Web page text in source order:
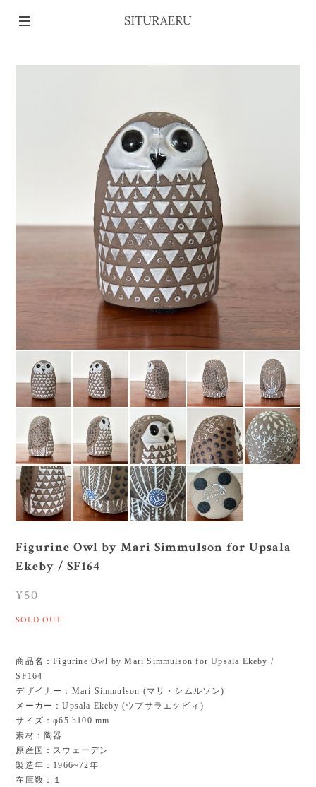
Figurine Owl by Mari Simmulson for Upsala
Ekeby / SF164
¥50
SOLD OUT
商品名：Figurine Owl by Mari Simmulson for Upsala Ekeby /
SF164
デザイナー：Mari Simmulson (マリ・シムルソン)
メーカー：Upsala Ekeby (ウプサラエクビィ)
サイズ：φ65 h100 mm
素材：陶器
原産国：スウェーデン
製造年：1966~72年
在庫数：１